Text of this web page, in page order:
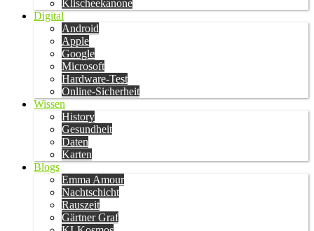
Klischeekanone
Digital
Android
Apple
Google
Microsoft
Hardware-Test
Online-Sicherheit
Wissen
History
Gesundheit
Daten
Karten
Blogs
Emma Amour
Nachtschicht
Rauszeit
Gärtner Graf